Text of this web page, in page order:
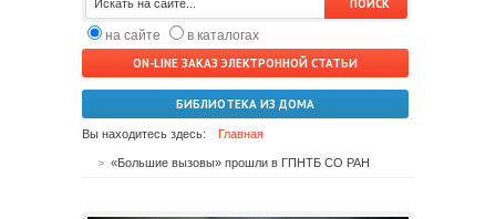
на сайте
в каталогах
ON-LINE ЗАКАЗ ЭЛЕКТРОННОЙ СТАТЬИ
БИБЛИОТЕКА ИЗ ДОМА
Вы находитесь здесь: Главная
«Большие вызовы» прошли в ГПНТБ СО РАН